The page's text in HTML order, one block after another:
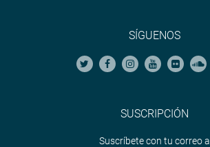
SÍGUENOS
SUSCRIPCIÓN
Suscríbete con tu correo a